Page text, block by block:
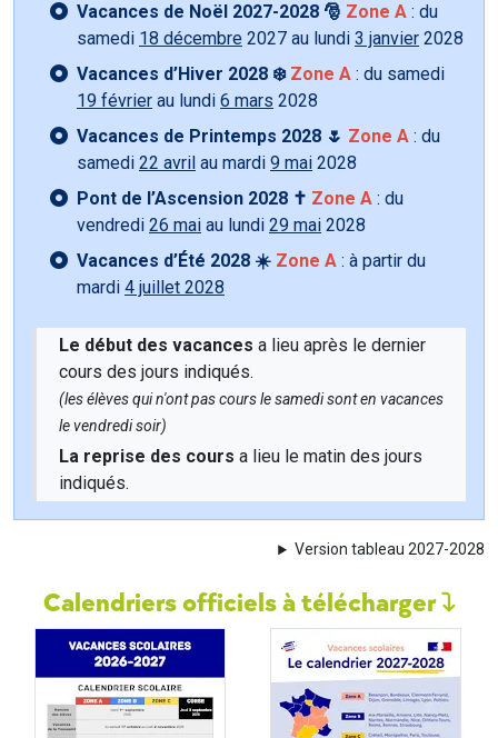
Vacances de Noël 2027-2028 🎅 Zone A : du
samedi 18 décembre 2027 au lundi 3 janvier 2028
Vacances d’Hiver 2028 ❄️ Zone A : du samedi
19 février au lundi 6 mars 2028
Vacances de Printemps 2028 🌷 Zone A : du
samedi 22 avril au mardi 9 mai 2028
Pont de l’Ascension 2028 ✝️ Zone A : du
vendredi 26 mai au lundi 29 mai 2028
Vacances d’Été 2028 ☀️ Zone A : à partir du
mardi 4 juillet 2028
Le début des vacances a lieu après le dernier
cours des jours indiqués.
(les élèves qui n'ont pas cours le samedi sont en vacances
le vendredi soir)
La reprise des cours a lieu le matin des jours
indiqués.
Version tableau 2027-2028
Calendriers officiels à télécharger